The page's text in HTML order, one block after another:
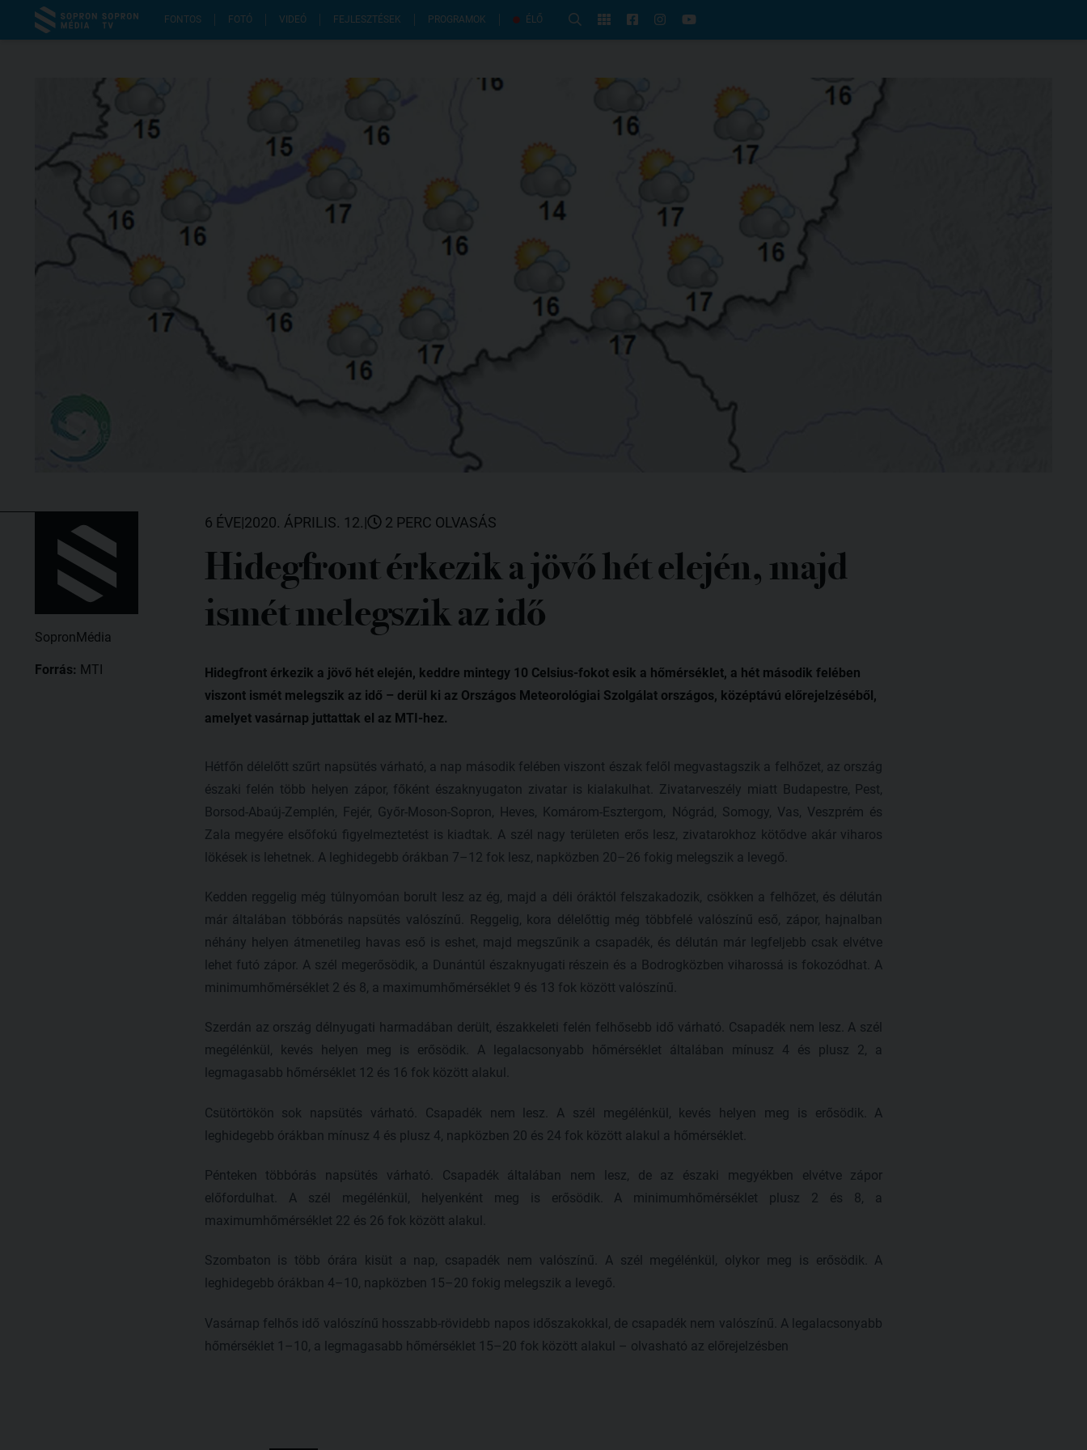
FONTOS FOTÓ VIDEÓ FEJLESZTÉSEK PROGRAMOK ÉLŐ
SopronMédia
Forrás: MTI
6 ÉVE|2020. ÁPRILIS. 12.| 2 PERC OLVASÁS
Hidegfront érkezik a jövő hét elején, majd
ismét melegszik az idő
Hidegfront érkezik a jövő hét elején, keddre mintegy 10 Celsius-fokot esik a hőmérséklet, a hét második felében
viszont ismét melegszik az idő – derül ki az Országos Meteorológiai Szolgálat országos, középtávú előrejelzéséből,
amelyet vasárnap juttattak el az MTI-hez.
Hétfőn délelőtt szűrt napsütés várható, a nap második felében viszont észak felől megvastagszik a felhőzet, az ország
északi felén több helyen zápor, főként északnyugaton zivatar is kialakulhat. Zivatarveszély miatt Budapestre, Pest,
Borsod-Abaúj-Zemplén, Fejér, Győr-Moson-Sopron, Heves, Komárom-Esztergom, Nógrád, Somogy, Vas, Veszprém és
Zala megyére elsőfokú figyelmeztetést is kiadtak. A szél nagy területen erős lesz, zivatarokhoz kötődve akár viharos
lökések is lehetnek. A leghidegebb órákban 7–12 fok lesz, napközben 20–26 fokig melegszik a levegő.
Kedden reggelig még túlnyomóan borult lesz az ég, majd a déli óráktól felszakadozik, csökken a felhőzet, és délután
már általában többórás napsütés valószínű. Reggelig, kora délelőttig még többfelé valószínű eső, zápor, hajnalban
néhány helyen átmenetileg havas eső is eshet, majd megszűnik a csapadék, és délután már legfeljebb csak elvétve
lehet futó zápor. A szél megerősödik, a Dunántúl északnyugati részein és a Bodrogközben viharossá is fokozódhat. A
minimumhőmérséklet 2 és 8, a maximumhőmérséklet 9 és 13 fok között valószínű.
Szerdán az ország délnyugati harmadában derült, északkeleti felén felhősebb idő várható. Csapadék nem lesz. A szél
megélénkül, kevés helyen meg is erősödik. A legalacsonyabb hőmérséklet általában mínusz 4 és plusz 2, a
legmagasabb hőmérséklet 12 és 16 fok között alakul.
Csütörtökön sok napsütés várható. Csapadék nem lesz. A szél megélénkül, kevés helyen meg is erősödik. A
leghidegebb órákban mínusz 4 és plusz 4, napközben 20 és 24 fok között alakul a hőmérséklet.
Pénteken többórás napsütés várható. Csapadék általában nem lesz, de az északi megyékben elvétve zápor
előfordulhat. A szél megélénkül, helyenként meg is erősödik. A minimumhőmérséklet plusz 2 és 8, a
maximumhőmérséklet 22 és 26 fok között alakul.
Szombaton is több órára kisüt a nap, csapadék nem valószínű. A szél megélénkül, olykor meg is erősödik. A
leghidegebb órákban 4–10, napközben 15–20 fokig melegszik a levegő.
Vasárnap felhős idő valószínű hosszabb-rövidebb napos időszakokkal, de csapadék nem valószínű. A legalacsonyabb
hőmérséklet 1–10, a legmagasabb hőmérséklet 15–20 fok között alakul – olvasható az előrejelzésben